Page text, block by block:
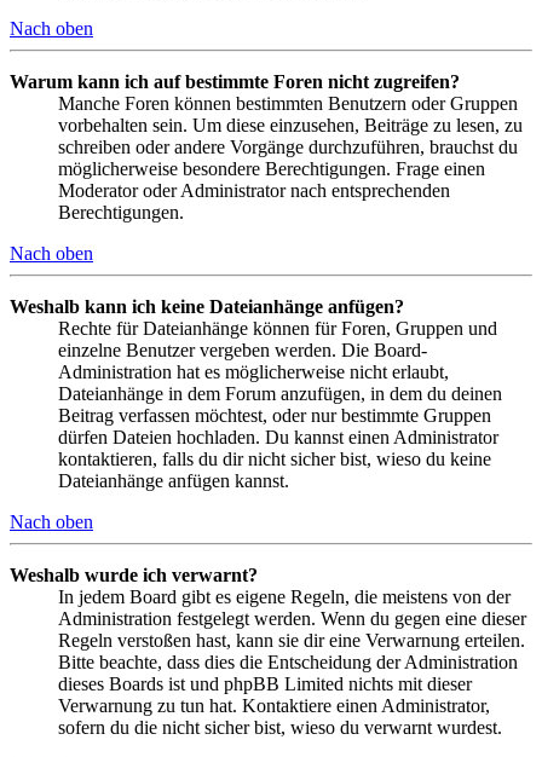
Nach oben
Warum kann ich auf bestimmte Foren nicht zugreifen?
Manche Foren können bestimmten Benutzern oder Gruppen
vorbehalten sein. Um diese einzusehen, Beiträge zu lesen, zu
schreiben oder andere Vorgänge durchzuführen, brauchst du
möglicherweise besondere Berechtigungen. Frage einen
Moderator oder Administrator nach entsprechenden
Berechtigungen.
Nach oben
Weshalb kann ich keine Dateianhänge anfügen?
Rechte für Dateianhänge können für Foren, Gruppen und
einzelne Benutzer vergeben werden. Die Board-
Administration hat es möglicherweise nicht erlaubt,
Dateianhänge in dem Forum anzufügen, in dem du deinen
Beitrag verfassen möchtest, oder nur bestimmte Gruppen
dürfen Dateien hochladen. Du kannst einen Administrator
kontaktieren, falls du dir nicht sicher bist, wieso du keine
Dateianhänge anfügen kannst.
Nach oben
Weshalb wurde ich verwarnt?
In jedem Board gibt es eigene Regeln, die meistens von der
Administration festgelegt werden. Wenn du gegen eine dieser
Regeln verstoßen hast, kann sie dir eine Verwarnung erteilen.
Bitte beachte, dass dies die Entscheidung der Administration
dieses Boards ist und phpBB Limited nichts mit dieser
Verwarnung zu tun hat. Kontaktiere einen Administrator,
sofern du die nicht sicher bist, wieso du verwarnt wurdest.